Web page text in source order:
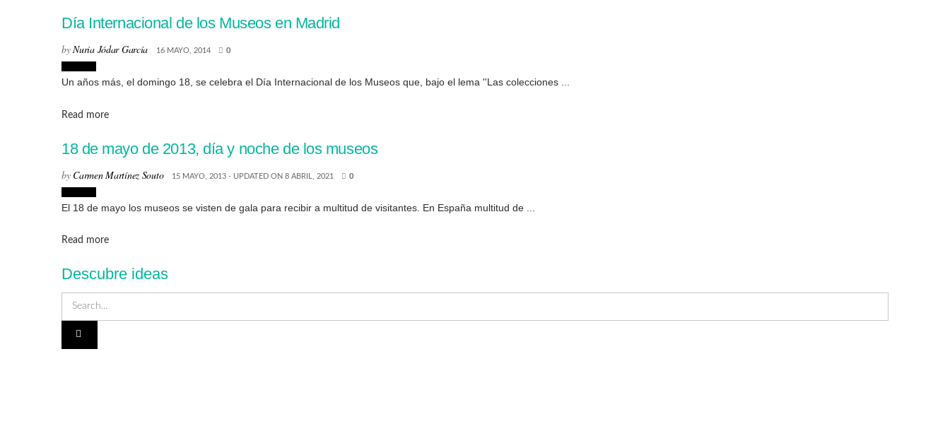
Día Internacional de los Museos en Madrid
byNuria Jódar García 16 MAYO, 2014 0
Un años más, el domingo 18, se celebra el Día Internacional de los Museos que, bajo el lema ''Las colecciones ...
Read moreDetails
18 de mayo de 2013, día y noche de los museos
by Carmen Martínez Souto 15 MAYO, 2013 - UPDATED ON 8 ABRIL, 2021 0
El 18 de mayo los museos se visten de gala para recibir a multitud de visitantes. En España multitud de ...
Read moreDetails
Descubre ideas